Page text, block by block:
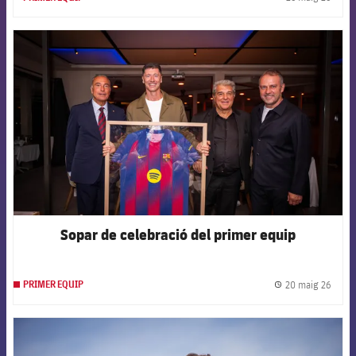
FCB Barcelona badge
Sopar de celebració del primer equip
PRIMER EQUIP 20 maig 26